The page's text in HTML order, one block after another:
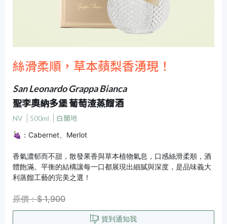
絲滑柔順，草本蘋梨香湧現！
San Leonardo Grappa Bianca
聖李奧納多堡 葡萄渣蒸餾酒
NV 500ml
白蘭地
🍇：Cabernet、Merlot
香氣濃郁而不甜，散發果香與草本植物氣息，口感絲滑柔順，酒
體飽滿。平衡的結構讓每一口都展現出細膩與深度，是品味義大
利蒸餾工藝的完美之選！
原價：$ 1,900
貨到通知我